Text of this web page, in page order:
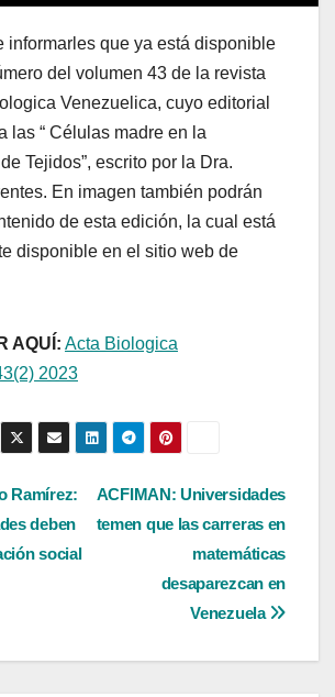
informarles que ya está disponible
del volumen 43 de la revista
Venezuelica, cuyo editorial
las “ Células madre en la
Tejidos”, escrito por la Dra.
En imagen también podrán
de esta edición, la cual está
disponible en el sitio web de
AQUÍ: Acta Biologica
2023
ACFIMAN: Universidades
temen que las carreras en
matemáticas
desaparezcan en
Venezuela
Ramírez:
deben
social